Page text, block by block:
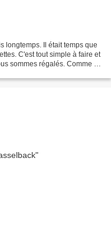
longtemps. Il était temps que
C'est tout simple à faire et
sommes régalés. Comme il